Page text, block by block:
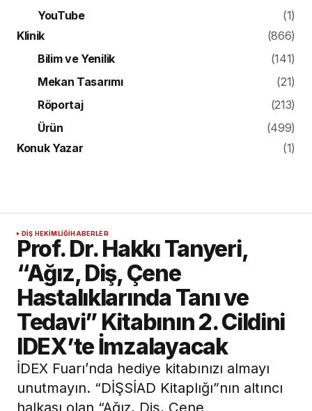
YouTube
(1)
Klinik
(866)
Bilim ve Yenilik
(141)
Mekan Tasarımı
(21)
Röportaj
(213)
Ürün
(499)
Konuk Yazar
(1)
DIŞ HEKIMLIĞIHABERLER
Prof. Dr. Hakkı Tanyeri,
“Ağız, Diş, Çene
Hastalıklarında Tanı ve
Tedavi” Kitabının 2. Cildini
IDEX’te İmzalayacak
İDEX Fuarı’nda hediye kitabınızı almayı
unutmayın. “DİŞSİAD Kitaplığı”nın altıncı
halkası olan “Ağız, Diş, Çene